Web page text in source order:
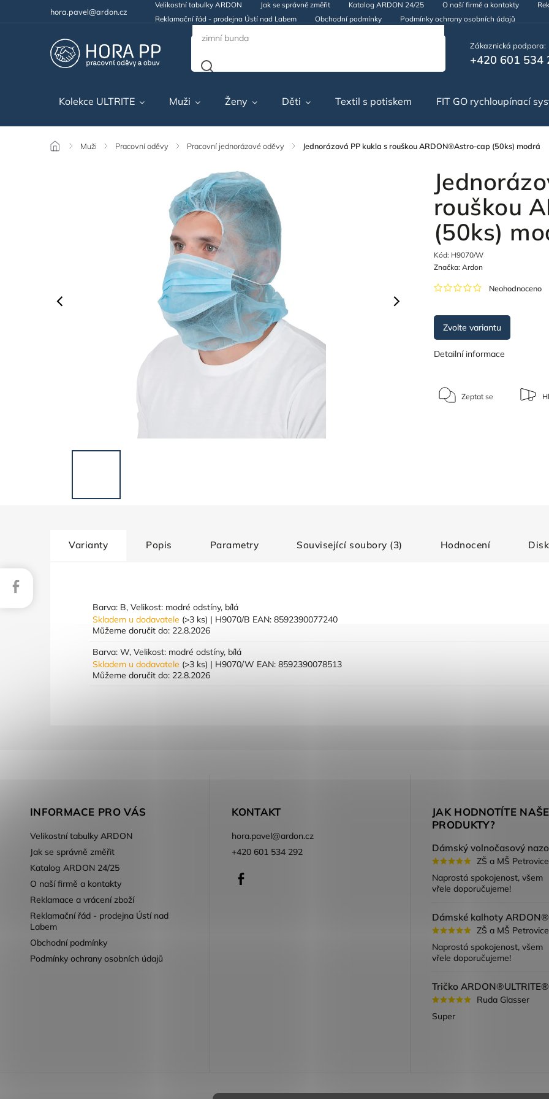
hora.pavel@ardon.cz
Velikostní tabulky ARDON Jak se správně změřit Katalog ARDON 24/25 O naší firmě a kontakty
Reklamační řád - prodejna Ústí nad Labem
Obchodní podmínky Podmínky ochrany osobních údajů
Zákaznická podpora:
+420 601 534
Kolekce ULTRITE Muži Ženy Děti Textil s potiskem FIT GO rychloupínací
/ Muži / Pracovní oděvy / Pracovní jednorázové oděvy / Jednorázová PP kukla s rouškou ARDON®Astro-cap (50ks) modrá
rouškou
(50ks)
Kód: H9070/W
Neohodnoceno
Značka: Ardon
Zvolte variantu
Detailní informace
Zeptat se
Varianty Popis Parametry Související soubory (3) Hodnocení
Barva: B, Velikost: modré odstíny, bílá
Skladem u dodavatele (>3 ks) | H9070/B EAN: 8592390077240
Můžeme doručit do: 22.8.2026
Barva: W, Velikost: modré odstíny, bílá
Skladem u dodavatele (>3 ks) | H9070/W EAN: 8592390078513
Můžeme doručit do: 22.8.2026
INFORMACE PRO VÁS
Velikostní tabulky ARDON
Jak se správně změřit
Katalog ARDON 24/25
O naší firmě a kontakty
Reklamace a vrácení zboží
Reklamační řád - prodejna Ústí nad
Labem
Obchodní podmínky
Podmínky ochrany osobních údajů
KONTAKT
hora.pavel@ardon.cz
+420 601 534 292
JAK HODNOTÍTE NAŠE
PRODUKTY?
ZŠ a MŠ Petrovice
Naprostá spokojenost, všem
vřele doporučujeme!
ZŠ a MŠ Petrovice
Naprostá spokojenost, všem
vřele doporučujeme!
Ruda Glasser
Super